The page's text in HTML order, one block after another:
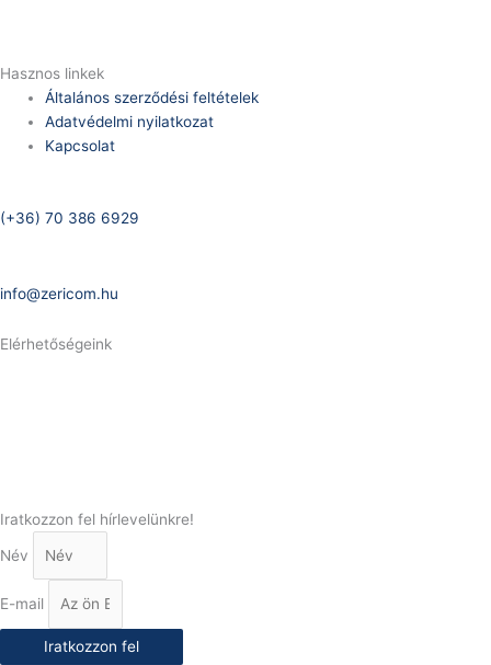
Hasznos linkek
Általános szerződési feltételek
Adatvédelmi nyilatkozat
Kapcsolat
(+36) 70 386 6929
info@zericom.hu
Elérhetőségeink
Iratkozzon fel hírlevelünkre!
Név
E-mail
Iratkozzon fel